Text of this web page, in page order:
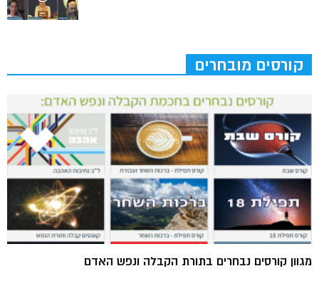
קורסים מובחרים
מגוון קורסים נבחרים בתורת הקבלה ונפש האדם